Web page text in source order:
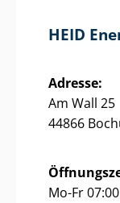
HEID
Adresse:
Am Wall 25
44866
Mo-Fr